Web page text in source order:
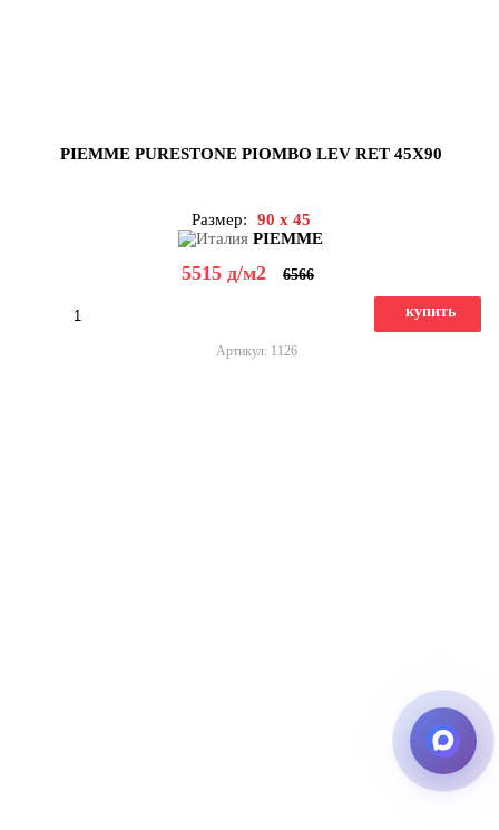
PIEMME PURESTONE PIOMBO LEV RET 45X90
Размер:
90 x 45
PIEMME
5515 д/м2 6566
купить
Артикул: 1126